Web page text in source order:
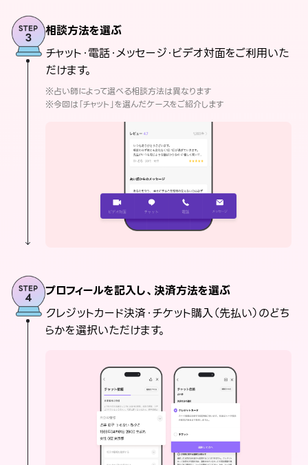
相談方法を選ぶ
チャット・電話・メッセージ・ビデオ対面をご利用いた
だけます。
※占い師によって選べる相談方法は異なります
※今回は「チャット」を選んだケースをご紹介します
プロフィールを記入し、決済方法を選ぶ
クレジットカード決済・チケット購入（先払い）のどち
らかを選択いただけます。